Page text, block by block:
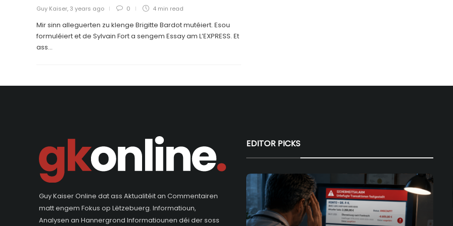
Guy Kaiser, 3 years ago 0 4 min read
Mir sinn alleguerten zu klenge Brigitte Bardot mutéiert. Esou
formuléiert et de Sylvain Fort a sengem Essay am L’EXPRESS. Et
ass...
Guy Kaiser Online dat ass Aktualitéit an Commentairen
matt engem Fokus op Lëtzebuerg. Informatioun,
Analysen an Hannergrond Informatiounen déi der soss
EDITOR PICKS